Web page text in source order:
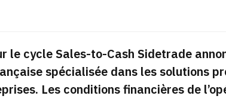
le cycle Sales-to-Cash Sidetrade
spécialisée dans les solutions
Les conditions financières de